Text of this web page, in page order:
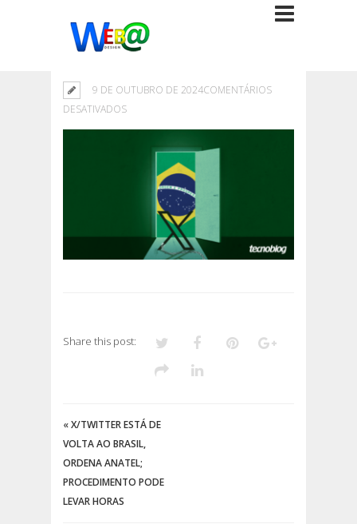
9 DE OUTUBRO DE 2024COMENTÁRIOS
DESATIVADOSEM
Share this post:
«X/TWITTER ESTÁ DE
VOLTA AO BRASIL,
ORDENA ANATEL;
PROCEDIMENTO PODE
LEVAR HORAS